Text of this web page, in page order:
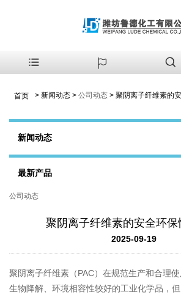
首页 > 新闻动态 > 公司动态 > 聚阴离子纤维素的
新闻动态
最新产品
公司动态
聚阴离子纤维素的安全环保
2025-09-19
聚阴离子纤维素（PAC）在规范生产和合理
生物降解、环境相容性较好的工业化学品，但